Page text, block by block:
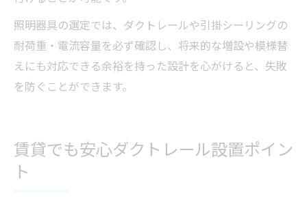
照明器具の選定では、ダクトレールや引掛シーリングの
耐荷重・電流容量を必ず確認し、将来的な増設や模様替
えにも対応できる余裕を持った設計を心がけると、失敗
を防ぐことができます。
賃貸でも安心ダクトレール設置ポイン
ト